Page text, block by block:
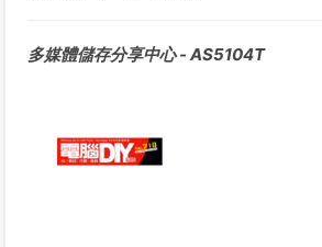
多媒體儲存分享中心 - AS5104T